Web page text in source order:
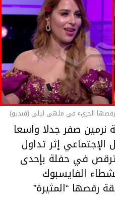
06:25
الجريء في ملهى ليلى (فيديو)
نرمين صفر جدلا واسعا
الإجتماعي إثر تداول
في حفلة بإحدى
الفايسبوك
رقصها “المثيرة”